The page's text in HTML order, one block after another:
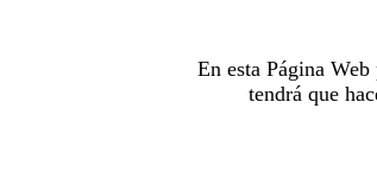
En esta Página
tendrá que